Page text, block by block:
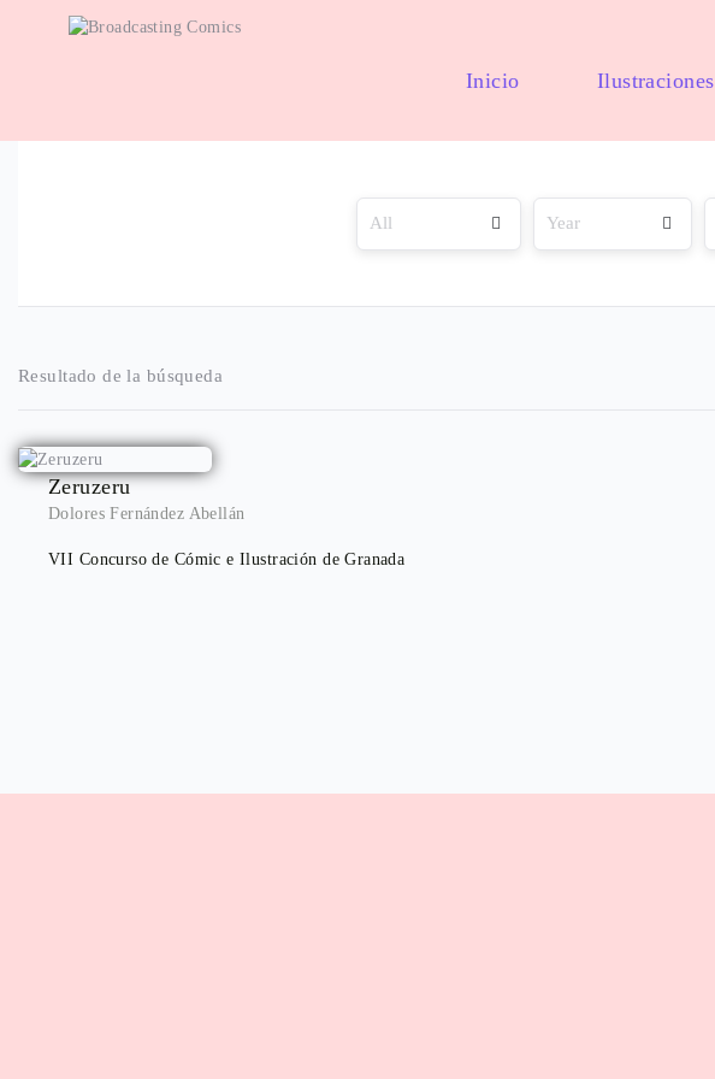
Inicio Ilustraciones
Resultado de la búsqueda
Zeruzeru
Dolores Fernández Abellán
VII Concurso de Cómic e Ilustración de Granada